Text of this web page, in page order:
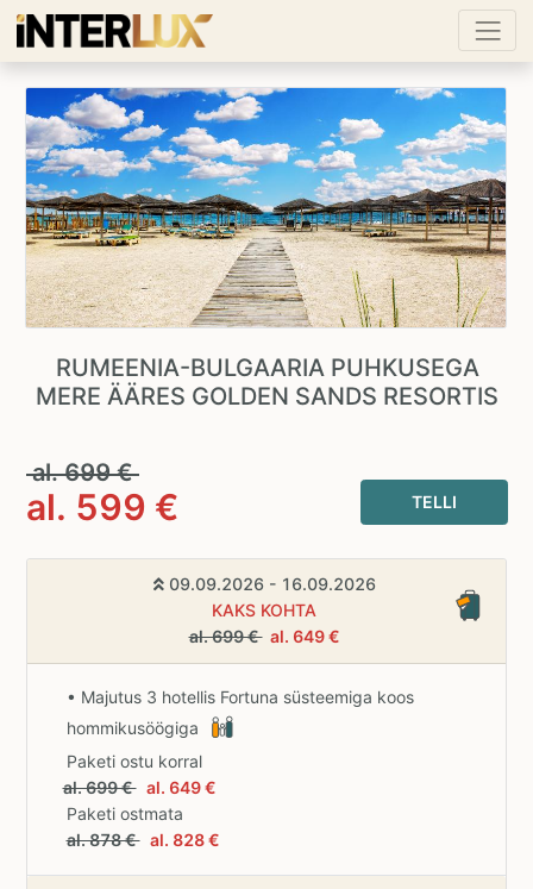
RUMEENIA-BULGAARIA PUHKUSEGA
MERE ÄÄRES GOLDEN SANDS RESORTIS
al.699€
al. 599 € TELLI
09.09.2026 - 16.09.2026
KAKS KOHTA
al. 699 €al. 649 €
• Majutus 3 hotellis Fortuna süsteemiga koos
hommikusöögiga
Paketi ostu korral
al. 699 € al. 649 €
Paketi ostmata
al. 878 € al. 828 €